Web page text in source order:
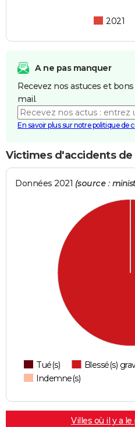
2021
A ne pas manquer
Recevez nos astuces et
mail.
En savoir plus sur notre politique de
Victimes d'accidents de
Données 2021 (source :
Tué(s) Blessé(s)
Indemne(s)
Villes où il y a